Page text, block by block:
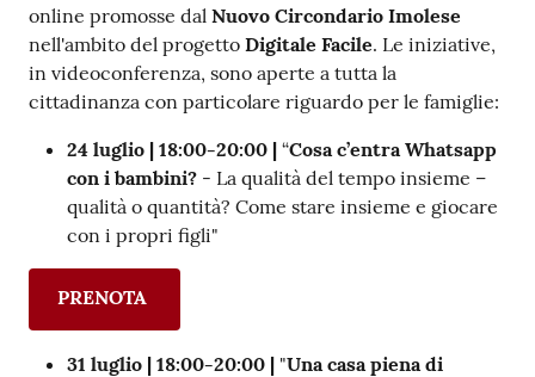
online promosse dal Nuovo Circondario Imolese
nell'ambito del progetto Digitale Facile. Le iniziative,
in videoconferenza, sono aperte a tutta la
cittadinanza con particolare riguardo per le famiglie:
24 luglio | 18:00-20:00 | “Cosa c’entra Whatsapp
con i bambini? - La qualità del tempo insieme –
qualità o quantità? Come stare insieme e giocare
con i propri figli"
PRENOTA
31 luglio | 18:00-20:00 | "Una casa piena di